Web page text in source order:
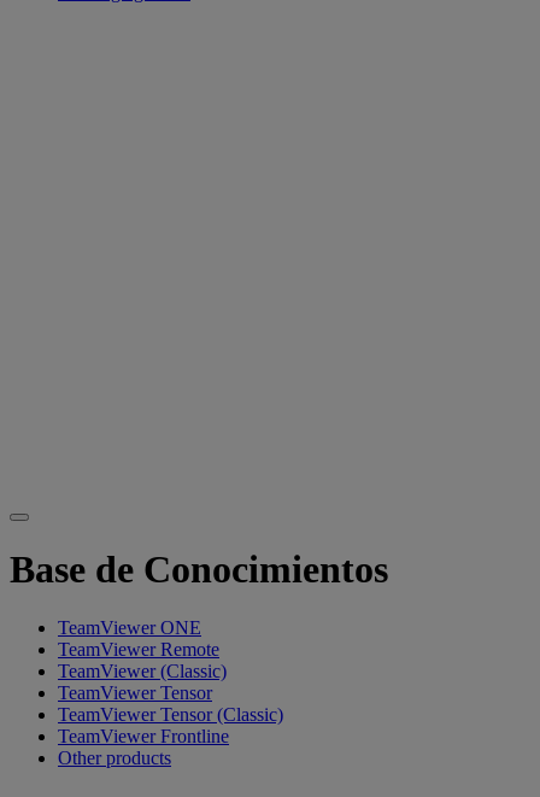
Base de Conocimientos
TeamViewer ONE
TeamViewer Remote
TeamViewer (Classic)
TeamViewer Tensor
TeamViewer Tensor (Classic)
TeamViewer Frontline
Other products